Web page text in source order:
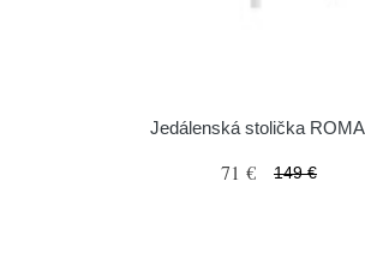
Jedálenská stolička
71 € 149 €